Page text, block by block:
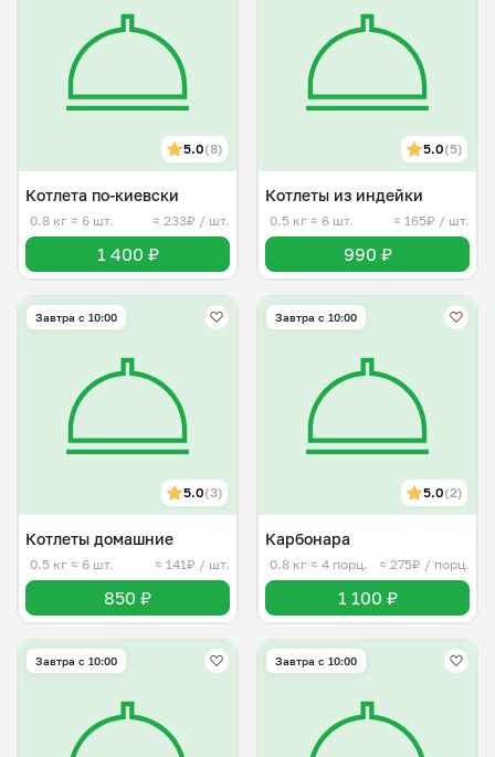
5.0(8)
Котлета по-киевски
0.8 кг ≈ 6 шт. ≈ 233₽ / шт.
1 400 ₽
5.0(5)
Котлеты из индейки
0.5 кг ≈ 6 шт. ≈ 165₽ / шт.
990 ₽
Завтра c 10:00
5.0(3)
Котлеты домашние
0.5 кг ≈ 6 шт. ≈ 141₽ / шт.
850 ₽
Завтра c 10:00
5.0(2)
Карбонара
0.8 кг ≈ 4 порц. ≈ 275₽ / порц.
1 100 ₽
Завтра c 10:00 Завтра c 10:00